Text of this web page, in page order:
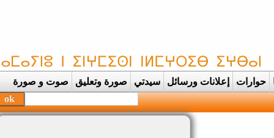
حوارات إعلانات ورسائل سيدتي صورة وتعليق صوت و صورة